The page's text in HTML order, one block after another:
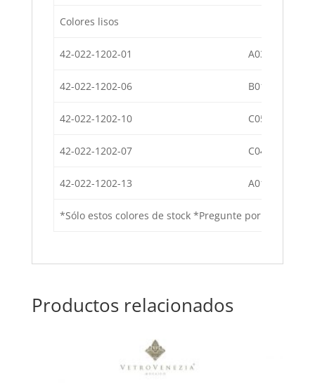
Colores lisos
42-022-1202-01 A03
42-022-1202-06 B011
42-022-1202-10 C050
42-022-1202-07 C044
42-022-1202-13 A010
*Sólo estos colores de stock *Pregunte por precios
Productos relacionados